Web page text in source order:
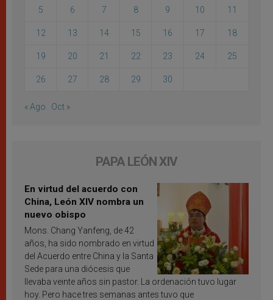
5 6 7 8 9 10 11
12 13 14 15 16 17 18
19 20 21 22 23 24 25
26 27 28 29 30
« Ago Oct »
PAPA LEÓN XIV
En virtud del acuerdo con
China, León XIV nombra un
nuevo obispo
Mons. Chang Yanfeng, de 42
años, ha sido nombrado en virtud
del Acuerdo entre China y la Santa
Sede para una diócesis que
llevaba veinte años sin pastor. La ordenación tuvo lugar
hoy. Pero hace tres semanas antes tuvo que